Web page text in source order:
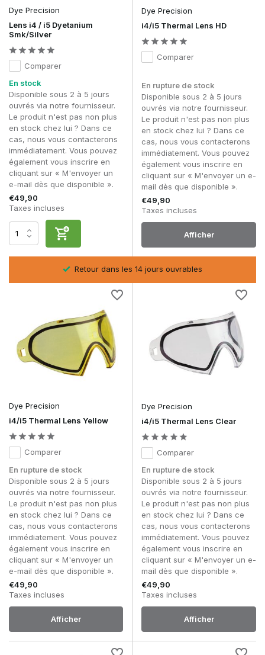
Dye Precision
Lens i4 / i5 Dyetanium
Smk/Silver
Comparer
En stock
Disponible sous 2 à 5 jours
ouvrés via notre fournisseur.
Le produit n'est pas non plus
en stock chez lui ? Dans ce
cas, nous vous contacterons
immédiatement. Vous pouvez
également vous inscrire en
cliquant sur « M'envoyer un
e-mail dès que disponible ».
€49,90
Taxes incluses
Dye Precision
i4/i5 Thermal Lens HD
Comparer
En rupture de stock
Disponible sous 2 à 5 jours
ouvrés via notre fournisseur.
Le produit n'est pas non plus
en stock chez lui ? Dans ce
cas, nous vous contacterons
immédiatement. Vous pouvez
également vous inscrire en
cliquant sur « M'envoyer un e-
mail dès que disponible ».
€49,90
Taxes incluses
Afficher
Retour dans les 14 jours ouvrables
Dye Precision
i4/i5 Thermal Lens Yellow
Comparer
En rupture de stock
Disponible sous 2 à 5 jours
ouvrés via notre fournisseur.
Le produit n'est pas non plus
en stock chez lui ? Dans ce
cas, nous vous contacterons
immédiatement. Vous pouvez
également vous inscrire en
cliquant sur « M'envoyer un
e-mail dès que disponible ».
€49,90
Taxes incluses
Afficher
Dye Precision
i4/i5 Thermal Lens Clear
Comparer
En rupture de stock
Disponible sous 2 à 5 jours
ouvrés via notre fournisseur.
Le produit n'est pas non plus
en stock chez lui ? Dans ce
cas, nous vous contacterons
immédiatement. Vous pouvez
également vous inscrire en
cliquant sur « M'envoyer un e-
mail dès que disponible ».
€49,90
Taxes incluses
Afficher